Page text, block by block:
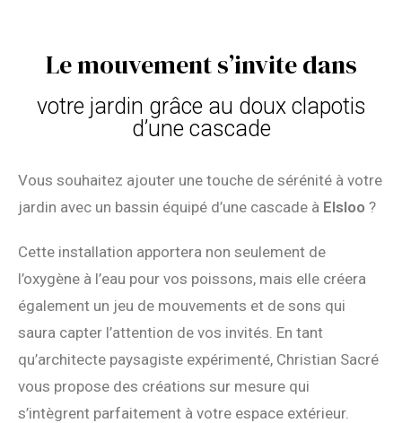
Le mouvement s’invite dans
votre jardin grâce au doux clapotis
d’une cascade
Vous souhaitez ajouter une touche de sérénité à votre
jardin avec un bassin équipé d’une cascade à Elsloo ?
Cette installation apportera non seulement de
l’oxygène à l’eau pour vos poissons, mais elle créera
également un jeu de mouvements et de sons qui
saura capter l’attention de vos invités. En tant
qu’architecte paysagiste expérimenté, Christian Sacré
vous propose des créations sur mesure qui
s’intègrent parfaitement à votre espace extérieur.